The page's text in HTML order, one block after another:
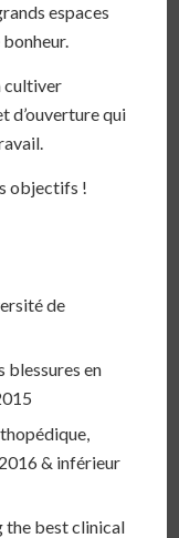
espaces
cultiver
d’ouverture qui
objectifs !
de
blessures en
& inférieur
the best clinical